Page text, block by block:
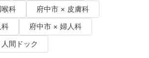
科
府中市 × 皮膚科
府中市 × 婦人科
間ドック